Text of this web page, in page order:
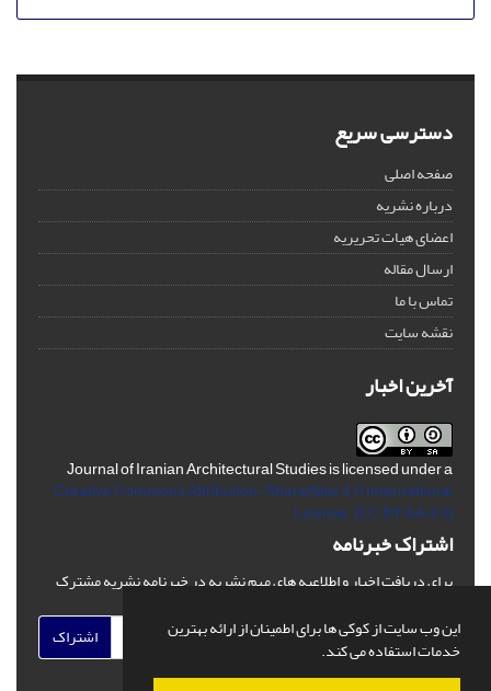
این وب سایت از کوکی ها برای اطمینان از ارائه بهترین
خدمات استفاده می کند.
دسترسی سریع
صفحه اصلی
درباره نشریه
اعضای هیات تحریریه
ارسال مقاله
تماس با ما
نقشه سایت
آخرین اخبار
Journal of Iranian Architectural Studies is licensed under a
Creative Commons Attribution-ShareAlike 4.0 International
License. (CC BY-AA 4.0)
اشتراک خبرنامه
برای دریافت اخبار و اطلاعیه های مهم نشریه در خبرنامه نشریه مشترک
اشتراک